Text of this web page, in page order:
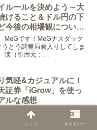
み益はどこへ？昨年までた
私の含み益...
ルールを決めよう～大
けること＆ドル円の下
今後の相場観について
MeGです！MeGナスダック
うとう調整局面入りしてしま
涙（引用元：
ように値下がりする局面の
には...
気軽&カジュアルに！
証券「iGrow」を使っ
ルな感想
MeGです！2024年12月25
ユーザー待望の新アプリ
サービス開始になりました。
トップ サイドバー